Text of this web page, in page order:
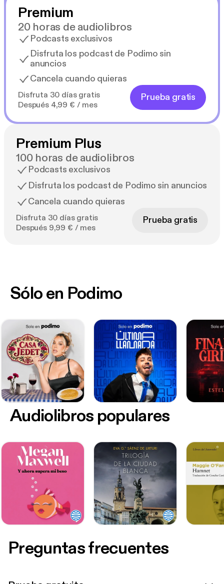
Premium
20 horas de audiolibros
Podcasts exclusivos
Disfruta los podcast de Podimo sin
anuncios
Cancela cuando quieras
Disfruta 30 días gratis
Después 4,99 € / mes
Prueba gratis
Premium Plus
100 horas de audiolibros
Podcasts exclusivos
Disfruta los podcast de Podimo sin anuncios
Cancela cuando quieras
Disfruta 30 días gratis
Después 9,99 € / mes
Prueba gratis
Sólo en Podimo
Audiolibros populares
Preguntas frecuentes